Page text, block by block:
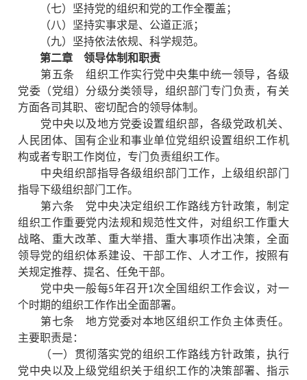
（七）坚持党的组织和党的工作全覆盖；
（八）坚持实事求是、公道正派；
（九）坚持依法依规、科学规范。
第二章 领导体制和职责
第五条 组织工作实行党中央集中统一领导，各级
党委（党组）分级分类领导，组织部门专门负责，有关
方面各司其职、密切配合的领导体制。
党中央以及地方党委设置组织部，各级党政机关、
人民团体、国有企业和事业单位党组织设置组织工作机
构或者专职工作岗位，专门负责组织工作。
中央组织部指导各级组织部门工作，上级组织部门
指导下级组织部门工作。
第六条 党中央决定组织工作路线方针政策，制定
组织工作重要党内法规和规范性文件，对组织工作重大
战略、重大改革、重大举措、重大事项作出决策，全面
领导党的组织体系建设、干部工作、人才工作，按照有
关规定推荐、提名、任免干部。
党中央一般每5年召开1次全国组织工作会议，对一
个时期的组织工作作出全面部署。
第七条 地方党委对本地区组织工作负主体责任。
主要职责是：
（一）贯彻落实党的组织工作路线方针政策，执行
党中央以及上级党组织关于组织工作的决策部署、指示